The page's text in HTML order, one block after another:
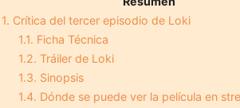
1. Crítica del tercer episodio de Loki
1.1. Ficha Técnica
1.2. Tráiler de Loki
1.3. Sinopsis
1.4. Dónde se puede ver la película en